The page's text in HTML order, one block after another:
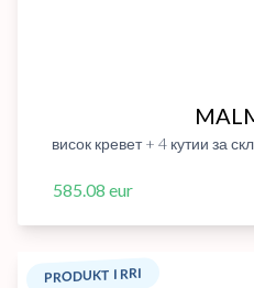
висок кревет + 4 кутии за
585.08 eur
PRODUKT I RRI